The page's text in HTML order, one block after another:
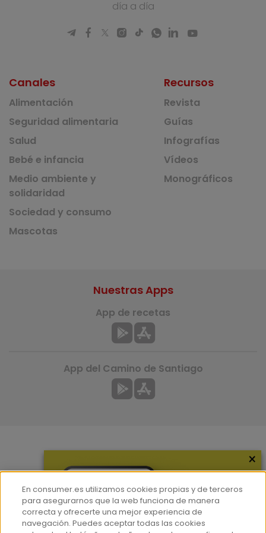
día a día
Canales
Alimentación
Seguridad alimentaria
Salud
Bebé e infancia
Medio ambiente y
solidaridad
Sociedad y consumo
Mascotas
Recursos
Revista
Guías
Infografías
Vídeos
Monográficos
Hemeroteca
Contacto
Nuestras Apps
App de recetas
App del Camino de Santiago
×
En consumer.es utilizamos cookies propias y de terceros
para asegurarnos que la web funciona de manera
correcta y ofrecerte una mejor experiencia de
navegación. Puedes aceptar todas las cookies